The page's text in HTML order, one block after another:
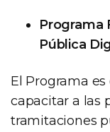
Programa
Pública
El Programa
capacitar a las
tramitaciones